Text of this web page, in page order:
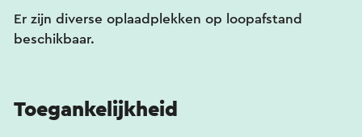
Er zijn diverse oplaadplekken op loopafstand
beschikbaar.
Toegankelijkheid